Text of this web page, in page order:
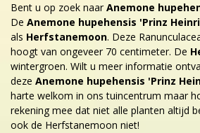
Bent u op zoek naarAnemone
De Anemone hupehensis 'Prinz
als Herfstanemoon. Deze
hoogt van ongeveer 70 centimeter. De
wintergroen. Wilt u meer informatie
deze Anemone hupehensis 'Prinz
harte welkom in ons tuincentrum maar
rekening mee dat niet alle planten altijd
ook de Herfstanemoon niet!